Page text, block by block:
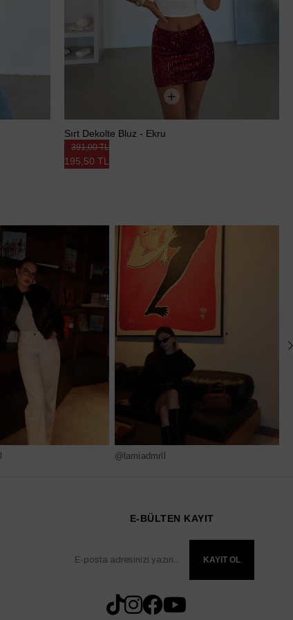
Sırt Dekolte Bluz - Ekru
195,50 TL
391,00 TL
@lamiadmrll
E-BÜLTEN KAYIT
KAYIT OL